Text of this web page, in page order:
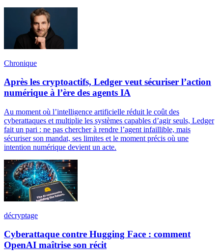
Chronique
Après les cryptoactifs, Ledger veut sécuriser l’action
numérique à l’ère des agents IA
Au moment où l’intelligence artificielle réduit le coût des
cyberattaques et multiplie les systèmes capables d’agir seuls, Ledger
fait un pari : ne pas chercher à rendre l’agent infaillible, mais
sécuriser son mandat, ses limites et le moment précis où une
intention numérique devient un acte.
décryptage
Cyberattaque contre Hugging Face : comment
OpenAI maîtrise son récit